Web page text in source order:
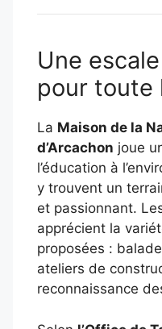
Une
pour toute
La Maison de la
d’Arcachon joue
l’éducation à
y trouvent un
et passionnant.
apprécient la
proposées :
ateliers de
reconnaissance